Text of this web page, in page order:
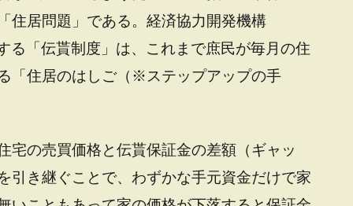
住居問題」である。経済協力開発機構
る「伝貰制度」は、これまで庶民が毎月の住
「住居のはしご（※ステップアップの手
の売買価格と伝貰保証金の差額（ギャッ
引き継ぐことで、わずかな手元資金だけで家